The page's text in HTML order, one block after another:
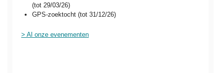
(tot 29/03/26)
GPS-zoektocht (tot 31/12/26)
> Al onze evenementen